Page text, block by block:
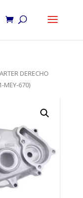
DERECHO
MEY-670)